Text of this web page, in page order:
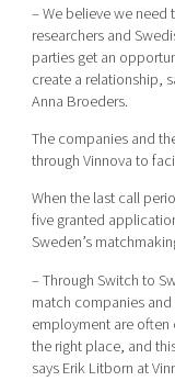
– We believe we
researchers and
parties get an
create a relationship,
Anna Broeders.
The companies and
through Vinnova to
When the last call
five granted
Sweden’s
– Through Switch to
match companies
employment are
the right place, and
says Erik Litborn at